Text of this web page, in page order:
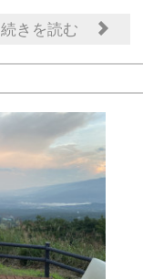
続きを読む